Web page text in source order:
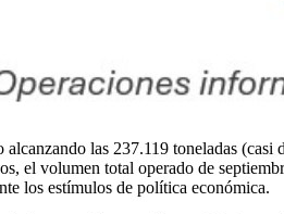
las 237.119 toneladas
el volumen total operado de
los estímulos de política económica.